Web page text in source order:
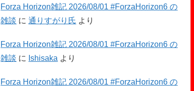
Forza Horizon雑記 2026/08/01 #ForzaHorizon6 の
雑談 に通りすがり氏 より
Forza Horizon雑記 2026/08/01 #ForzaHorizon6 の
雑談 に Ishisaka より
Forza Horizon雑記 2026/08/01 #ForzaHorizon6 の